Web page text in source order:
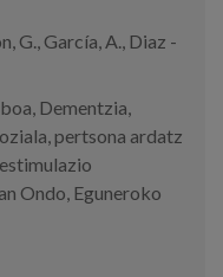
G., García, A., Diaz -
, Dementzia,
,pertsona ardatz
estimulazio
Ondo, Eguneroko